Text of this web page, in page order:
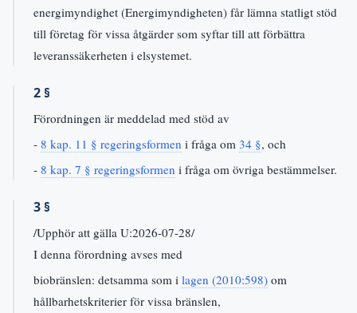
energimyndighet (Energimyndigheten) får lämna statligt stöd
till företag för vissa åtgärder som syftar till att förbättra
leveranssäkerheten i elsystemet.
2 §
Förordningen är meddelad med stöd av
- 8 kap. 11 § regeringsformen i fråga om 34 §, och
- 8 kap. 7 § regeringsformen i fråga om övriga bestämmelser.
3 §
/Upphör att gälla U:2026-07-28/
I denna förordning avses med
biobränslen: detsamma som i lagen (2010:598) om
hållbarhetskriterier för vissa bränslen,